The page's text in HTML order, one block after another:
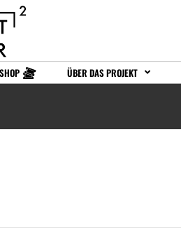
ÜBER DAS PROJEKT